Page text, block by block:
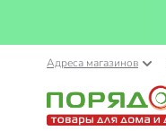
Адреса магазинов